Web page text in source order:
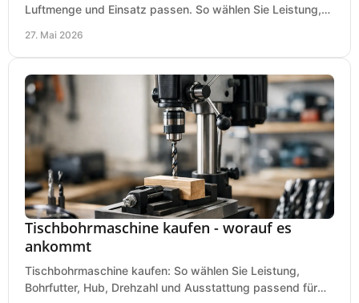
Luftmenge und Einsatz passen. So wählen Sie Leistung,
27. Mai 2026
Tischbohrmaschine kaufen - worauf es
ankommt
Tischbohrmaschine kaufen: So wählen Sie Leistung,
Bohrfutter, Hub, Drehzahl und Ausstattung passend für